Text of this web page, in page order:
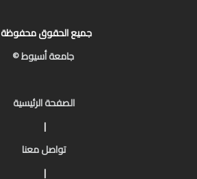
جميع الحقوق محفوظة
جامعة أسيوط ©
الصفحة الرئيسية
|
تواصل معنا
|